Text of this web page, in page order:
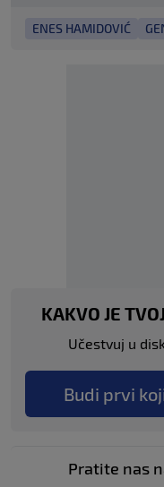
ENES HAMIDOVIĆ
KAKVO JE
Učestvuj u
Budi prvi
Pratite nas